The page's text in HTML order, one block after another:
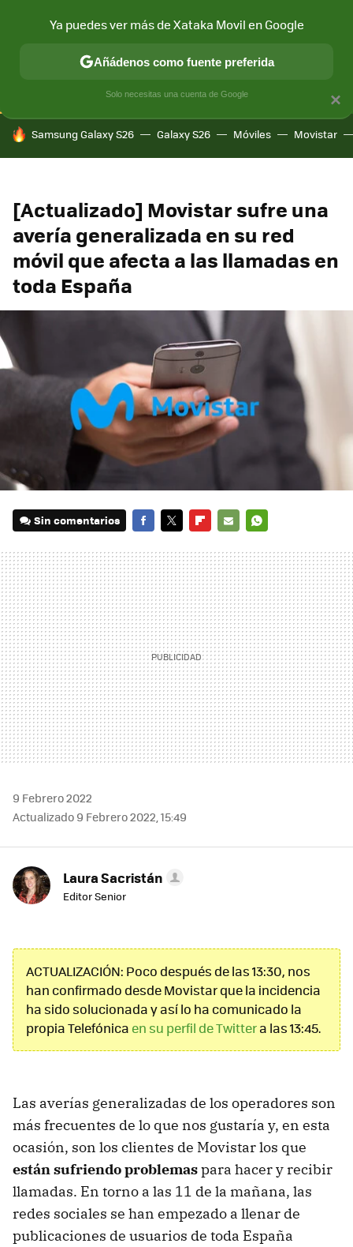
CONECTIVIDAD MÓVIL Y SOCIEDAD APLICACIONES
HOY SE HABLA DE
Samsung Galaxy S26 Galaxy S26 Móviles Movistar
[Actualizado] Movistar sufre una
avería generalizada en su red
móvil que afecta a las llamadas en
toda España
Sin comentarios
MAIL
9 Febrero 2022
Actualizado 9 Febrero 2022, 15:49
Laura Sacristán
Editor Senior
ACTUALIZACIÓN: Poco después de las 13:30, nos
han confirmado desde Movistar que la incidencia
ha sido solucionada y así lo ha comunicado la
propia Telefónica en su perfil de Twittera las 13:45.
Las averías generalizadas de los operadores son
más frecuentes de lo que nos gustaría y, en esta
ocasión, son los clientes de Movistar los que
están sufriendo problemaspara hacer y recibir
llamadas. En torno a las 11 de la mañana, las
redes sociales se han empezado a llenar de
publicaciones de usuarios de toda España
×
Ya puedes ver más de Xataka Movil en Google
Añádenos como fuente preferida
Solo necesitas una cuenta de Google